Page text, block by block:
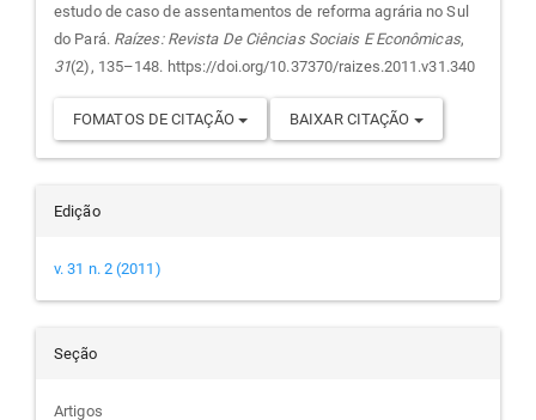
artigo
estudo de caso de assentamentos de reforma agrária no Sul
do Pará. Raízes: Revista De Ciências Sociais E Econômicas,
31(2), 135–148. https://doi.org/10.37370/raizes.2011.v31.340
FOMATOS DE CITAÇÃO BAIXAR CITAÇÃO
Edição
v. 31 n. 2 (2011)
Seção
Artigos